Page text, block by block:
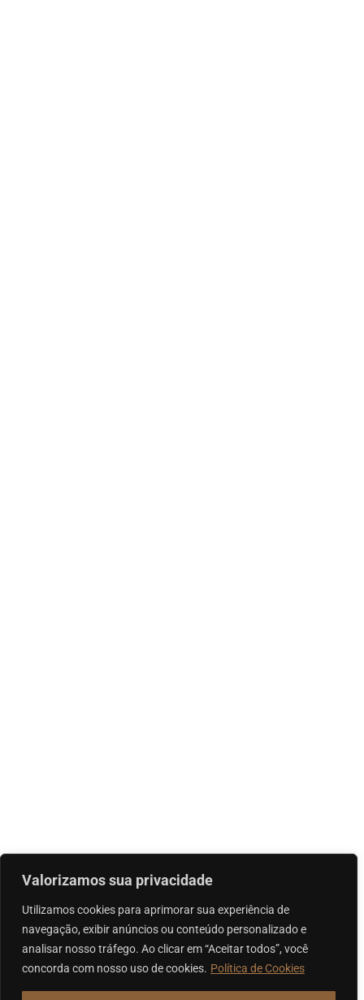
Valorizamos sua privacidade
Utilizamos cookies para aprimorar sua experiência de
navegação, exibir anúncios ou conteúdo personalizado e
analisar nosso tráfego. Ao clicar em “Aceitar todos”, você
concorda com nosso uso de cookies. Política de Cookies